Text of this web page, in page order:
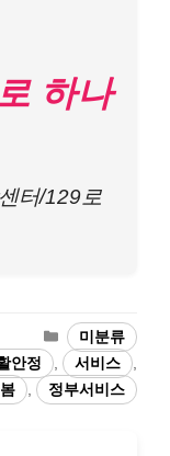
하나
터/129로
카
테
고
리
미분류
안정 서비스
정부서비스